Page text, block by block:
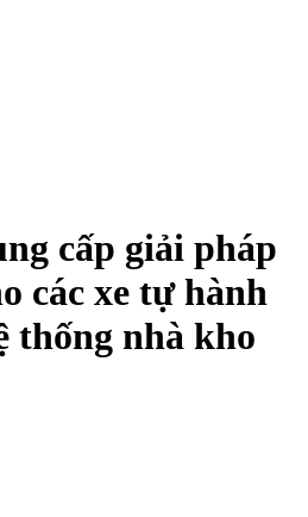
cấp giải pháp
các xe tự hành
thống nhà kho